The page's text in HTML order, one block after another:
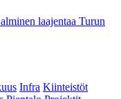
laajentaa Turun
Infra Kiinteistöt